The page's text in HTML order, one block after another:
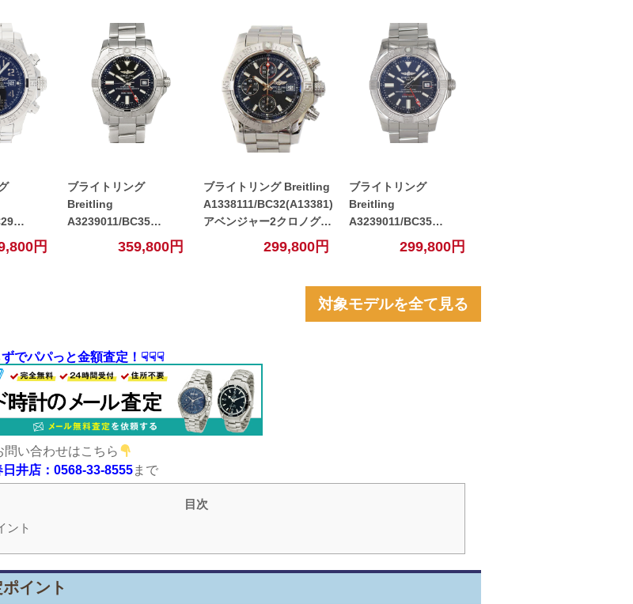
ーアベン
自動巻
円
ブライトリング
Breitling
A3239011/BC35
A32390 アベンジャー2
GMT ブラック【中古】
359,800円
ブライトリング Breitling
A1338111/BC32(A13381)
アベンジャー2クロノグラ
フ メンズ 自動巻き 腕時
計 ブラック【中古】
299,800円
ブライトリング
Breitling
A3239011/BC35
A32390 アベンジャー2
GMT ブラック 【中古】
299,800円
対象モデルを全て見る
でパパっと金額査定！☟☟☟
問い合わせはこちら
井店：0568-33-8555まで
目次
ント
イント